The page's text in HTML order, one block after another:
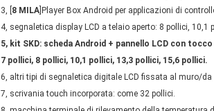
3, [ 8 MILA ]Player Box Android per applicazioni di
4, segnaletica display LCD a telaio aperto: 8 pollici, 10,1
5, kit SKD: scheda Android + pannello LCD con
7 pollici, 8 pollici, 10,1 pollici, 13,3 pollici, 15,6 pollici.
6, altri tipi di segnaletica digitale LCD fissata al muro/
7, scrivania touch incorporata: come 32 pollici.